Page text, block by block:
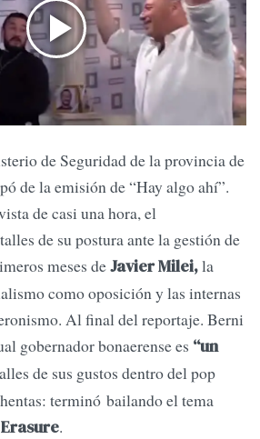
de Seguridad de la provincia de
de la emisión de “Hay algo ahí”.
de casi una hora, el
de su postura ante la gestión de
meses deJavier Milei,la
como oposición y las internas
Al final del reportaje. Berni
gobernador bonaerense es “un
de sus gustos dentro del pop
terminó bailando el tema
Erasure.